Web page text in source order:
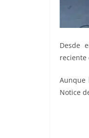
Desde
reciente
Aunque
Notice